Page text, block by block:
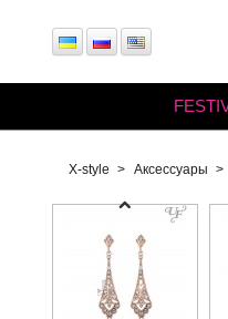
X-style Аксессуары